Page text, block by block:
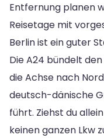
Entfernung planen
Reisetage mit
Berlin ist ein guter
Die A24 bündelt
die Achse nach
deutsch-dänische
führt. Ziehst du
keinen ganzen Lkw